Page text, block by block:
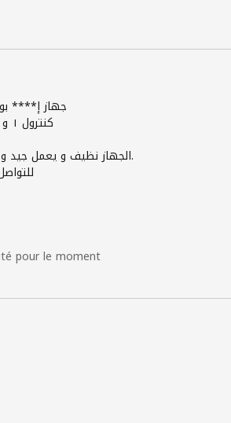
الجهاز نظيف و يعمل جيد
pour le moment